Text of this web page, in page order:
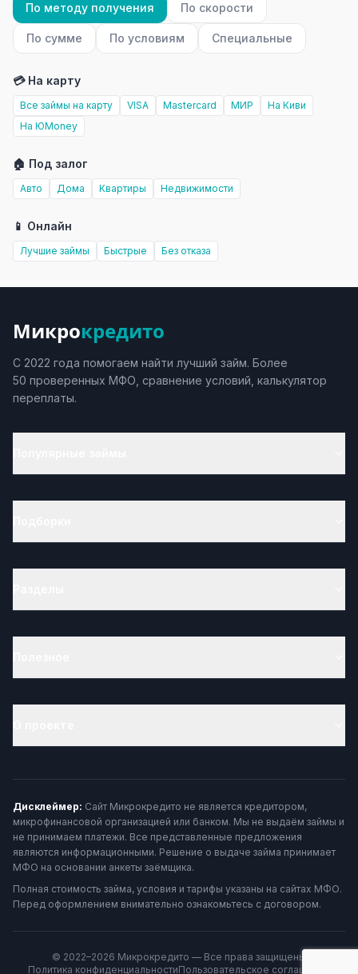
По методу получения По скорости
По сумме По условиям Специальные
💳 На карту
Все займы на карту VISA Mastercard МИР
На Киви
На ЮMoney
🏠 Под залог
Авто Дома Квартиры Недвижимости
📱 Онлайн
Лучшие займы Быстрые Без отказа
Микрокредито
С 2022 года помогаем найти лучший займ. Более
50 проверенных МФО, сравнение условий, калькулятор
переплаты.
Дисклеймер: Сайт Микрокредито не является кредитором,
микрофинансовой организацией или банком. Мы не выдаём займы и
не принимаем платежи. Все представленные предложения
являются информационными. Решение о выдаче займа принимает
МФО на основании анкеты заёмщика.
Полная стоимость займа, условия и тарифы указаны на сайтах МФО.
Перед оформлением внимательно ознакомьтесь с договором.
© 2022–2026 Микрокредито — Все права защищены
Политика конфиденциальностиПользовательское соглашение